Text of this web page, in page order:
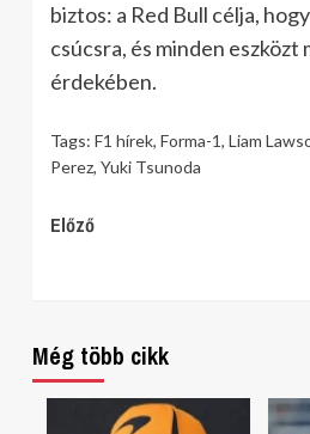
biztos: a Red Bull célja,
csúcsra, és minden eszközt
érdekében.
Tags: F1 hírek, Forma-1, Liam
Perez, Yuki Tsunoda
Continue
Előző
Még több cikk